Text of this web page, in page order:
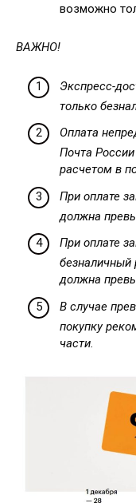
возможно
ВАЖНО!
Экспресс-
только
Оплата
Почта
расчетом в
При оплате
должна
При оплате
безналичный
должна
В случае
покупку
части.